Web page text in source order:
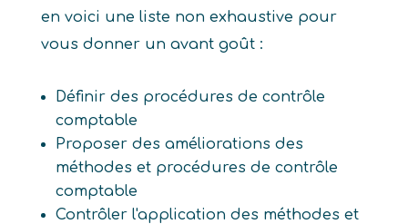
en voici une liste non exhaustive pour
vous donner un avant goût :
Définir des procédures de contrôle
comptable
Proposer des améliorations des
méthodes et procédures de contrôle
comptable
Contrôler l'application des méthodes et